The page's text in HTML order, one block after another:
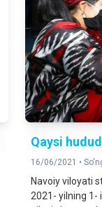
Qaysi
16/06/2021 •
Navoiy viloyati
2021- yilning 1-